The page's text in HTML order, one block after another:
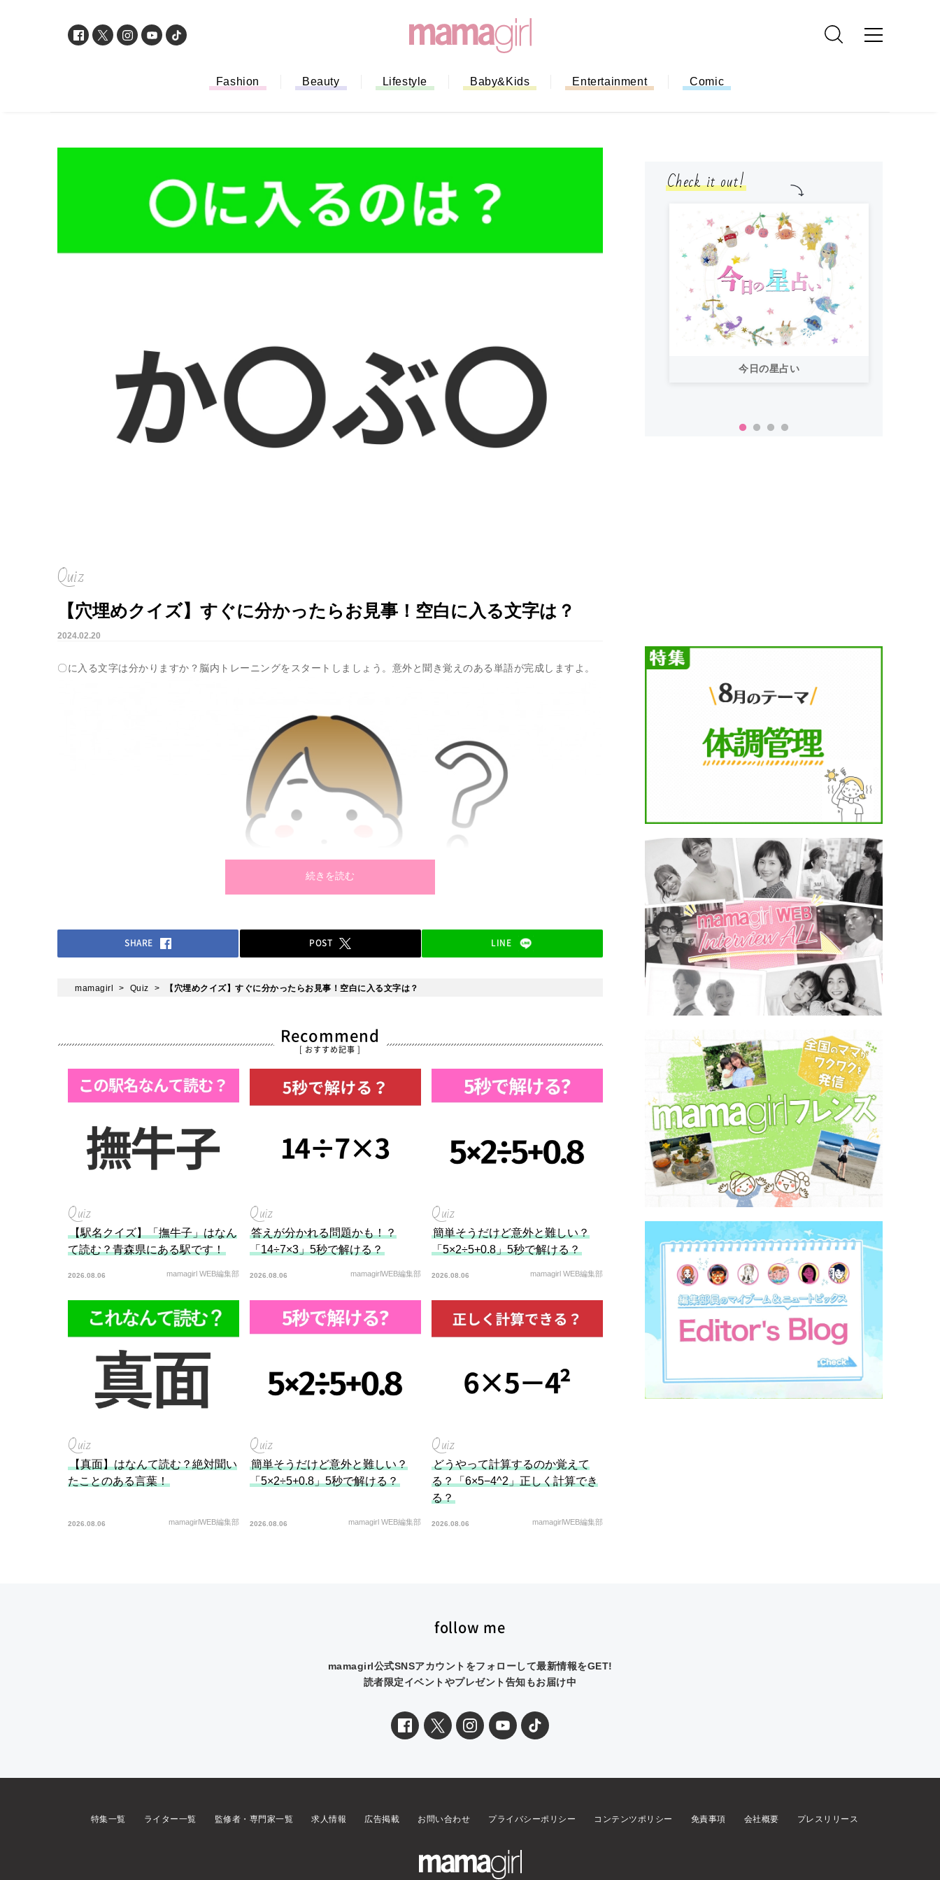
Fashion Beauty Lifestyle Baby&Kids Entertainment Comic
Quiz
【穴埋めクイズ】すぐに分かったらお見事！空白に入る文字は？
2024.02.20
〇に入る文字は分かりますか？脳内トレーニングをスタートしましょう。意外と聞き覚えのある単語が完成しますよ。
続きを読む
SHARE POST LINE
mamagirl Quiz 【穴埋めクイズ】すぐに分かったらお見事！空白に入る文字は？
Recommend
[ おすすめ記事 ]
Quiz
【駅名クイズ】「撫牛子」はなん
て読む？青森県にある駅です！
2026.08.06 mamagirl WEB編集部
Quiz
答えが分かれる問題かも！？
「14÷7×3」5秒で解ける？
2026.08.06 mamagirlWEB編集部
Quiz
簡単そうだけど意外と難しい？
「5×2÷5+0.8」5秒で解ける？
2026.08.06 mamagirl WEB編集部
Quiz
【真面】はなんて読む？絶対聞い
たことのある言葉！
2026.08.06 mamagirlWEB編集部
Quiz
簡単そうだけど意外と難しい？
「5×2÷5+0.8」5秒で解ける？
2026.08.06 mamagirl WEB編集部
Quiz
どうやって計算するのか覚えて
る？「6×5−4^2」正しく計算でき
る？
2026.08.06 mamagirlWEB編集部
Check it out!
今日の星占い
follow me
mamagirl公式SNSアカウントをフォローして最新情報をGET!
読者限定イベントやプレゼント告知もお届け中
特集一覧 ライター一覧 監修者・専門家一覧 求人情報 広告掲載 お問い合わせ プライバシーポリシー コンテンツポリシー 免責事項 会社概要 プレスリリース